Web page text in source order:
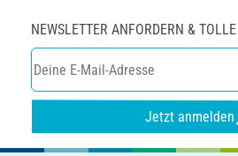
NEWSLETTER ANFORDERN &
Jetzt anmelden